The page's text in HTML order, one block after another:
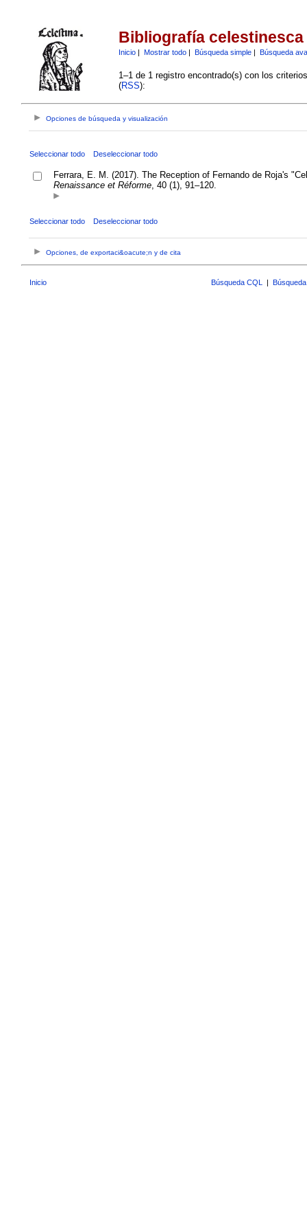
Bibliografía celestinesca
Inicio| Mostrar todo| Búsqueda simple| Búsqueda
1–1 de 1 registro encontrado(s) con los
(RSS):
Opciones de búsqueda y visualización
Seleccionar todo Deseleccionar todo
Ferrara, E. M. (2017). The Reception of Fernando de Roja's
Renaissance et Réforme, 40 (1), 91–120.
Seleccionar todo Deseleccionar todo
Opciones, de exportaci&oacute;n y de cita
Inicio Búsqueda CQL |